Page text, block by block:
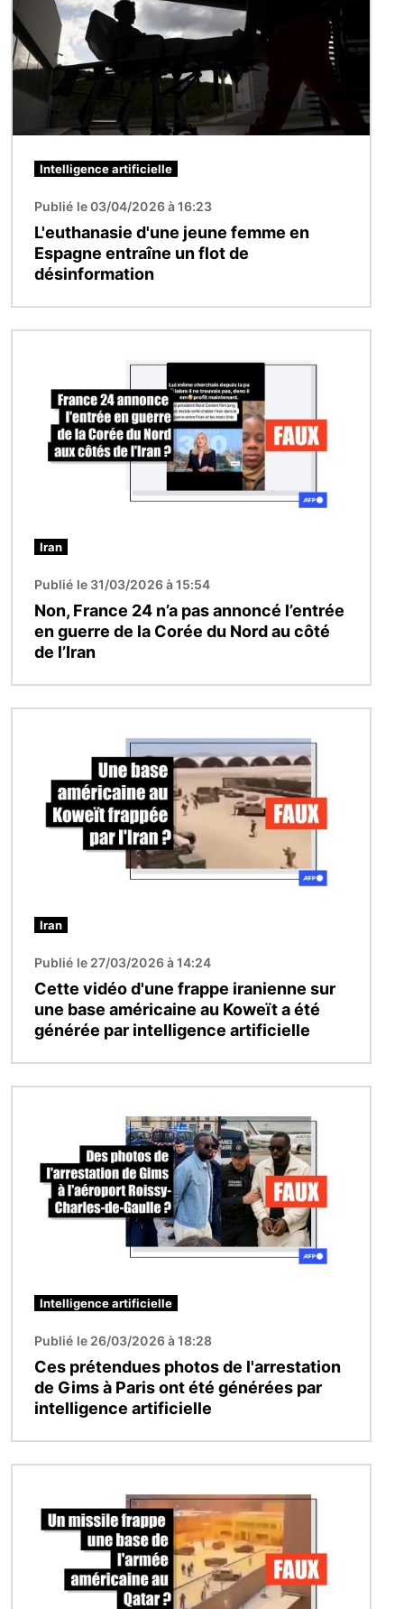
Intelligence artificielle
Publié le 03/04/2026 à 16:23
L'euthanasie d'une jeune femme en
Espagne entraîne un flot de
désinformation
Iran
Publié le 31/03/2026 à 15:54
Non, France 24 n’a pas annoncé l’entrée
en guerre de la Corée du Nord au côté
de l’Iran
Iran
Publié le 27/03/2026 à 14:24
Cette vidéo d'une frappe iranienne sur
une base américaine au Koweït a été
générée par intelligence artificielle
Intelligence artificielle
Publié le 26/03/2026 à 18:28
Ces prétendues photos de l'arrestation
de Gims à Paris ont été générées par
intelligence artificielle